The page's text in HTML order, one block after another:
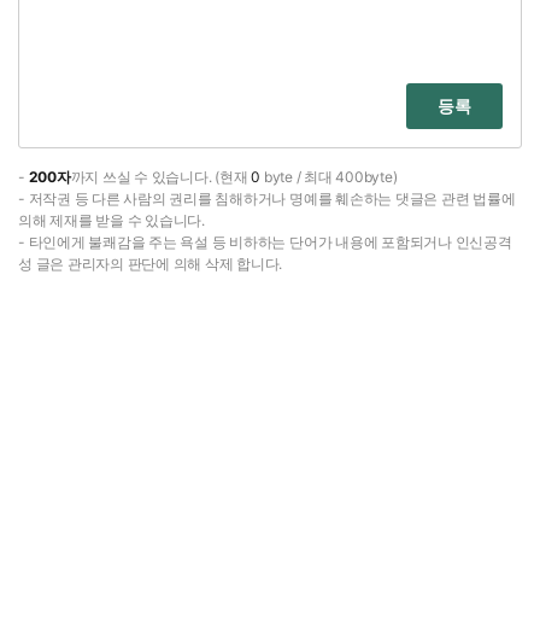
등록
- 200자까지 쓰실 수 있습니다. (현재0 byte / 최대 400byte)
- 저작권 등 다른 사람의 권리를 침해하거나 명예를 훼손하는 댓글은 관련 법률에
의해 제재를 받을 수 있습니다.
- 타인에게 불쾌감을 주는 욕설 등 비하하는 단어가 내용에 포함되거나 인신공격
성 글은 관리자의 판단에 의해 삭제 합니다.